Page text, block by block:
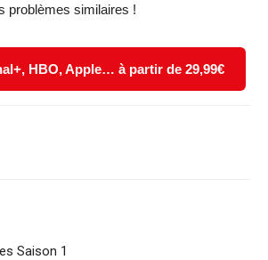
problèmes similaires !
HBO, Apple… à partir de 29,99€
Saison 1